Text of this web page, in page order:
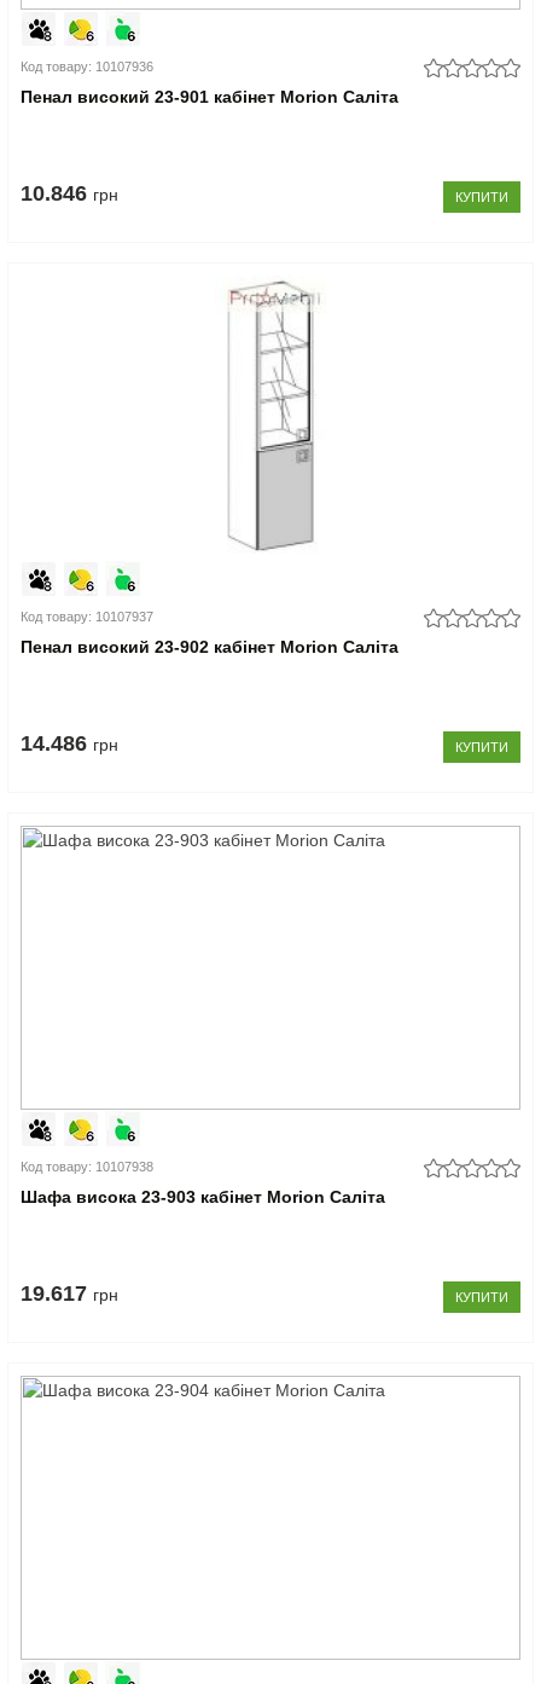
Код товару: 10107936
Пенал високий 23-901 кабінет Morion Саліта
10.846 грн КУПИТИ
Код товару: 10107937
Пенал високий 23-902 кабінет Morion Саліта
14.486 грн КУПИТИ
Код товару: 10107938
Шафа висока 23-903 кабінет Morion Саліта
19.617 грн КУПИТИ